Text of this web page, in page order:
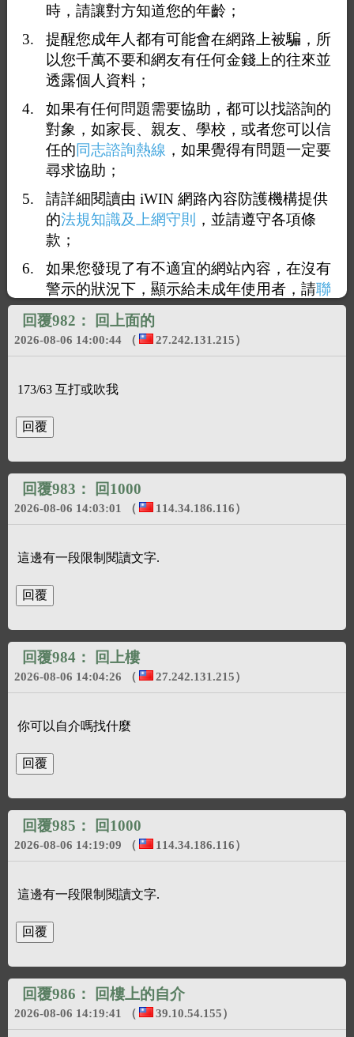
<< 1 ... 96 97 98 99 100 >>
回覆981：回1000
2026-08-06 13:59:47
這邊有一段限制閱讀文字.
回覆982： 回上面的
2026-08-06 14:00:44 （ 27.242.131.215）
173/63 互打或吹我
回覆983： 回1000
2026-08-06 14:03:01 （ 114.34.186.116）
這邊有一段限制閱讀文字.
回覆984： 回上樓
2026-08-06 14:04:26 （ 27.242.131.215）
你可以自介嗎找什麼
回覆985： 回1000
2026-08-06 14:19:09 （ 114.34.186.116）
這邊有一段限制閱讀文字.
回覆986： 回樓上的自介
2026-08-06 14:19:41 （ 39.10.54.155）
時，請讓對方知道您的年齡；
提醒您成年人都有可能會在網路上被騙，所
以您千萬不要和網友有任何金錢上的往來並
透露個人資料；
如果有任何問題需要協助，都可以找諮詢的
對象，如家長、親友、學校，或者您可以信
任的同志諮詢熱線 ，如果覺得有問題一定要
尋求協助；
請詳細閱讀由 iWIN 網路內容防護機構提供
的法規知識及上網守則
，並請遵守各項條
款；
如果您發現了有不適宜的網站內容，在沒有
警示的狀況下，顯示給未成年使用者，請聯
絡我們，謝謝您的合作。